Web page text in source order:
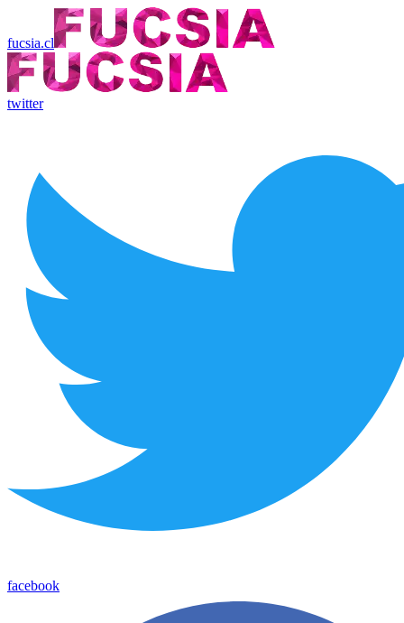
fucsia.cl
twitter
facebook